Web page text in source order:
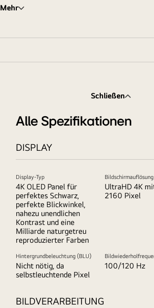
Mehr
Schließen
Alle Spezifikationen
DISPLAY
Display-Typ
4K OLED Panel für
perfektes Schwarz,
perfekte Blickwinkel,
nahezu unendlichen
Kontrast und eine
Milliarde naturgetreu
reproduzierter Farben
Bildschirmauflösung
UltraHD 4K
2160 Pixel
Hintergrundbeleuchtung (BLU)
Nicht nötig, da
selbstleuchtende Pixel
100/120 Hz
BILDVERARBEITUNG